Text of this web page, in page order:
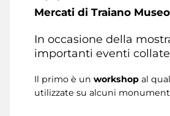
Mercati di Traiano
In occasione della
importanti eventi
Il primo è un workshop al
utilizzate su alcuni